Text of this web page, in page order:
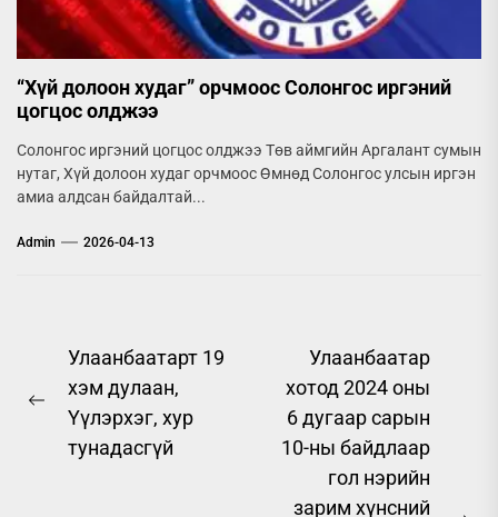
“Хүй долоон худаг” орчмоос Солонгос иргэний
цогцос олджээ
Солонгос иргэний цогцос олджээ Төв аймгийн Аргалант сумын
нутаг, Хүй долоон худаг орчмоос Өмнөд Солонгос улсын иргэн
амиа алдсан байдалтай...
Admin 2026-04-13
Post
navigation
Previous
post:
Улаанбаатарт 19
хэм дулаан,
Үүлэрхэг, хур
тунадасгүй
Улаанбаатар
хотод 2024 оны
6 дугаар сарын
10-ны байдлаар
гол нэрийн
зарим хүнсний